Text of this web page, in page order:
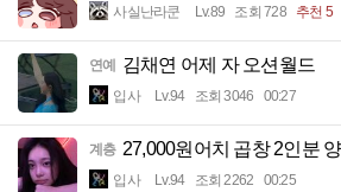
사실난라쿤 Lv.89 조회 728 추천 5
연예 김채연 어제 자 오션월드
입사 Lv.94 조회 3046 00:27
계층 27,000원어치 곱창 2인분 양
입사 Lv.94 조회 2262 00:25